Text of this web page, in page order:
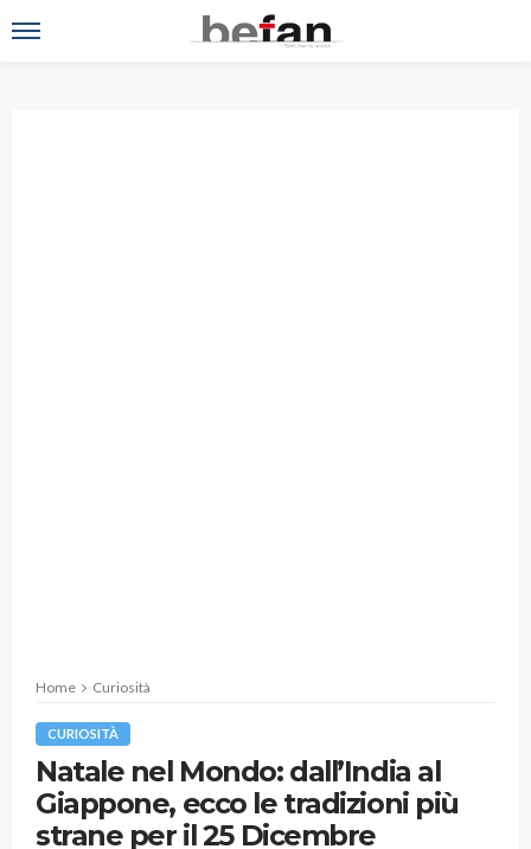
Home Curiosità
CURIOSITÀ
Natale nel Mondo: dall’India al
Giappone, ecco le tradizioni più
strane per il 25 Dicembre